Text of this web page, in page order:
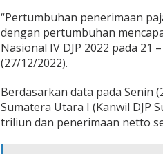
“Pertumbuhan penerimaan
dengan pertumbuhan
Nasional IV DJP 2022 pada 21
(27/12/2022).
Berdasarkan data pada Senin
Sumatera Utara I (Kanwil DJP
triliun dan penerimaan netto